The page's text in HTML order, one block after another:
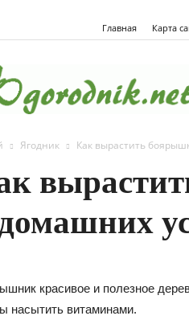
Главная Карта
Ягодник Как вырастить
красивое и полезное
насытить витаминами.